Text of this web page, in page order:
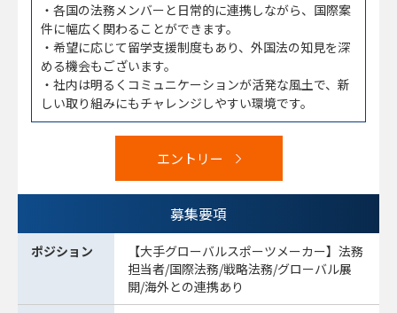
・各国の法務メンバーと日常的に連携しながら、国際案
件に幅広く関わることができます。
・希望に応じて留学支援制度もあり、外国法の知見を深
める機会もございます。
・社内は明るくコミュニケーションが活発な風土で、新
しい取り組みにもチャレンジしやすい環境です。
エントリー
募集要項
ポジション
【大手グローバルスポーツメーカー】法務
担当者/国際法務/戦略法務/グローバル展
開/海外との連携あり